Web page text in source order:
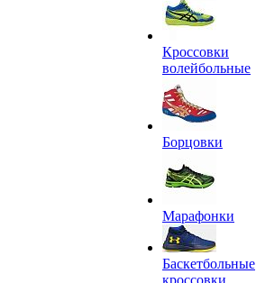
Кроссовки
волейбольные
Борцовки
Марафонки
Баскетбольные